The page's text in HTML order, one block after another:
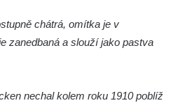
škola Tyršova)
chátrá, omítka je v
zanedbaná a slouží jako pastva
nechal kolem roku 1910 poblíž